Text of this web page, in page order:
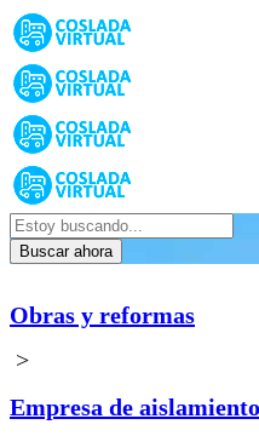
Buscar ahora
Obras y reformas
>
Empresa de